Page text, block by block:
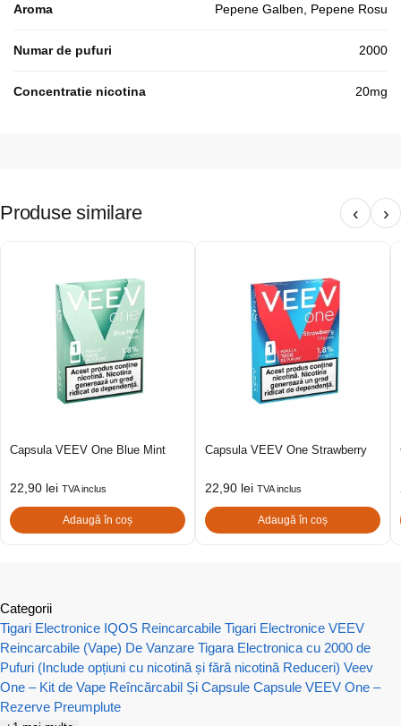
Aroma Pepene Galben, Pepene Rosu
Numar de pufuri 2000
Concentratie nicotina 20mg
Produse similare ‹ ›
Capsula VEEV One Blue Mint
22,90 lei TVA inclus
Adaugă în coș
Capsula VEEV One Strawberry
22,90 lei TVA inclus
Adaugă în coș
Categorii
Tigari Electronice IQOS Reincarcabile Tigari Electronice VEEV
Reincarcabile (Vape) De Vanzare Tigara Electronica cu 2000 de
Pufuri (Include opțiuni cu nicotină și fără nicotină Reduceri) Veev
One – Kit de Vape Reîncărcabil Și Capsule Capsule VEEV One –
Rezerve Preumplute